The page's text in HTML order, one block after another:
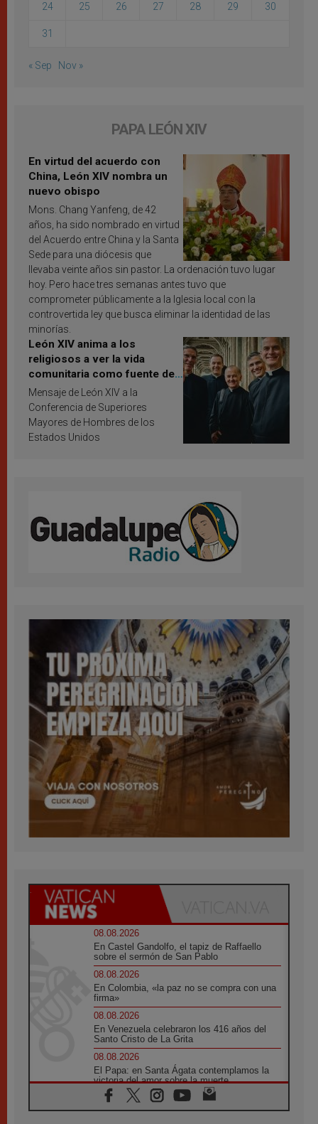
24 25 26 27 28 29 30
31
« Sep Nov »
PAPA LEÓN XIV
En virtud del acuerdo con
China, León XIV nombra un
nuevo obispo
Mons. Chang Yanfeng, de 42
años, ha sido nombrado en virtud
del Acuerdo entre China y la Santa
Sede para una diócesis que
llevaba veinte años sin pastor. La ordenación tuvo lugar
hoy. Pero hace tres semanas antes tuvo que
comprometer públicamente a la Iglesia local con la
controvertida ley que busca eliminar la identidad de las
minorías.
León XIV anima a los
religiosos a ver la vida
comunitaria como fuente de
inspiración y santificación
Mensaje de León XIV a la
Conferencia de Superiores
Mayores de Hombres de los
Estados Unidos
08.08.2026
En Castel Gandolfo, el tapiz de Raffaello
sobre el sermón de San Pablo
08.08.2026
En Colombia, «la paz no se compra con una
firma»
08.08.2026
En Venezuela celebraron los 416 años del
Santo Cristo de La Grita
08.08.2026
El Papa: en Santa Ágata contemplamos la
victoria del amor sobre la muerte
08.08.2026
León XIV visitará el Santuario de la Madre